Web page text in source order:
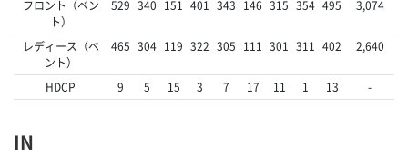
フロント（ベン
ト）
529 340 151 401 343 146 315 354 495 3,074
レディース（ベ
ント）
465 304 119 322 305 111 301 311 402 2,640
HDCP 9 5 15 3 7 17 11 1 13 -
IN